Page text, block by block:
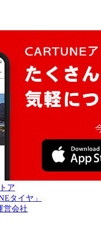
ア
タイヤ」
営会社